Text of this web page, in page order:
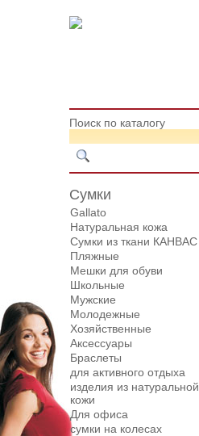
Поиск по каталогу
Сумки
Gallato
Натуральная кожа
Сумки из ткани КАНВАС
Пляжные
Мешки для обуви
Школьные
Мужские
Молодежные
Хозяйственные
Аксессуары
Браслеты
для активного отдыха
изделия из натуральной
кожи
Для офиса
сумки на колесах